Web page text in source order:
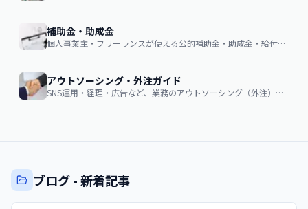
補助金・助成金
個人事業主・フリーランスが使える公的補助金・助成金・給付金の申請ガイド
アウトソーシング・外注ガイド
SNS運用・経理・広告など、業務のアウトソーシング（外注）を検討する企業・個人向け。費用相場・依頼の流れ・失敗しない選び方
ブログ - 新着記事